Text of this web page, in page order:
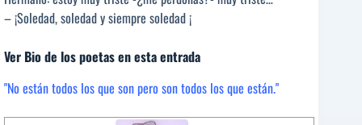
– ¡Soledad, soledad y siempre soledad ¡
Ver Bio de los poetas en esta entrada
"No están todos los que son pero son todos los que están."